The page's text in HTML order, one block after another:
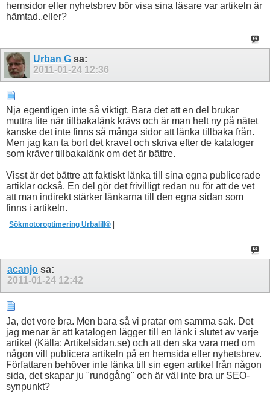
hemsidor eller nyhetsbrev bör visa sina läsare var artikeln är
hämtad..eller?
Urban G sa:
2011-01-24 12:36
Nja egentligen inte så viktigt. Bara det att en del brukar
muttra lite när tillbakalänk krävs och är man helt ny på nätet
kanske det inte finns så många sidor att länka tillbaka från.
Men jag kan ta bort det kravet och skriva efter de kataloger
som kräver tillbakalänk om det är bättre.
Visst är det bättre att faktiskt länka till sina egna publicerade
artiklar också. En del gör det frivilligt redan nu för att de vet
att man indirekt stärker länkarna till den egna sidan som
finns i artikeln.
Sökmotoroptimering Urbalill®
acanjo sa:
2011-01-24 12:42
Ja, det vore bra. Men bara så vi pratar om samma sak. Det
jag menar är att katalogen lägger till en länk i slutet av varje
artikel (Källa: Artikelsidan.se) och att den ska vara med om
någon vill publicera artikeln på en hemsida eller nyhetsbrev.
Författaren behöver inte länka till sin egen artikel från någon
sida, det skapar ju "rundgång" och är väl inte bra ur SEO-
synpunkt?